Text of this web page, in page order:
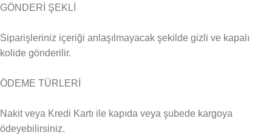
GÖNDERİ ŞEKLİ
Siparişleriniz içeriği anlaşılmayacak şekilde gizli ve kapalı
kolide gönderilir.
ÖDEME TÜRLERİ
Nakit veya Kredi Kartı ile kapıda veya şubede kargoya
ödeyebilirsiniz.